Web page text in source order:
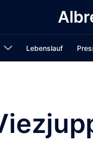
Lebenslauf